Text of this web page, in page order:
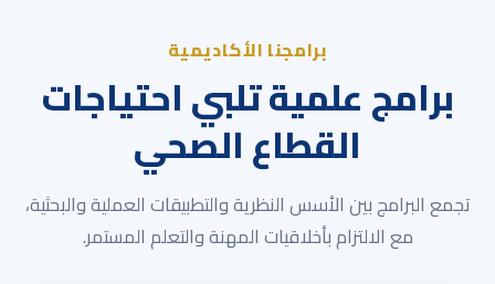
برامجنا الأكاديمية
برامج علمية تلبي احتياجات
القطاع الصحي
تجمع البرامج بين الأسس النظرية والتطبيقات العملية والبحثية،
مع الالتزام بأخلاقيات المهنة والتعلم المستمر.